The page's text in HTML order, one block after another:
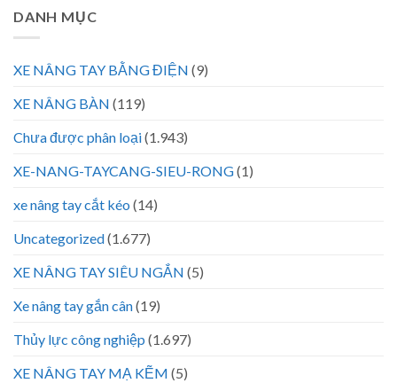
DANH MỤC
XE NÂNG TAY BẰNG ĐIỆN (9)
XE NÂNG BÀN (119)
Chưa được phân loại(1.943)
XE-NANG-TAYCANG-SIEU-RONG(1)
xe nâng tay cắt kéo (14)
Uncategorized(1.677)
XE NÂNG TAY SIÊU NGẮN (5)
Xe nâng tay gắn cân(19)
Thủy lực công nghiệp (1.697)
XE NÂNG TAY MẠ KẼM (5)